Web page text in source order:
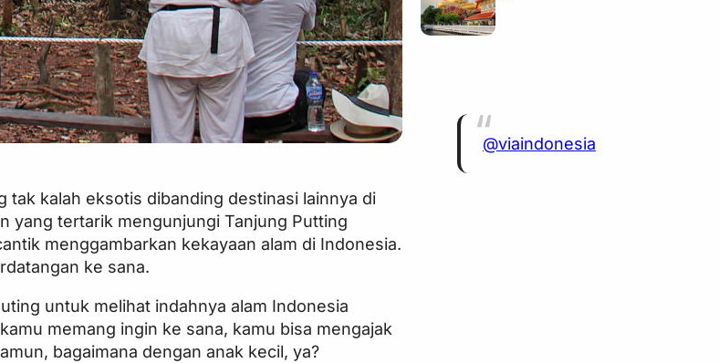
tak kalah eksotis dibanding destinasi lainnya di
yang tertarik mengunjungi Tanjung Putting
menggambarkan kekayaan alam di Indonesia.
ke sana.
untuk melihat indahnya alam Indonesia
memang ingin ke sana, kamu bisa mengajak
bagaimana dengan anak kecil, ya?
@viaindonesia